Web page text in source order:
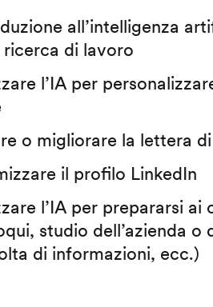
all’intelligenza
ricerca di lavoro
l’IA per
o migliorare la lettera
il profilo LinkedIn
l’IA per prepararsi ai
studio dell’azienda o
di informazioni, ecc.)